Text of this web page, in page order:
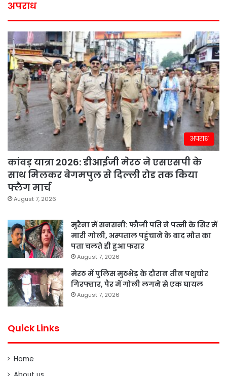
अपराध
अपराध
कांवड़ यात्रा 2026: डीआईजी मेरठ ने एसएसपी के
साथ मिलकर बेगमपुल से दिल्ली रोड तक किया
फ्लैग मार्च
August 7, 2026
मुरैना में सनसनी: फौजी पति ने पत्नी के सिर में
मारी गोली, अस्पताल पहुंचाने के बाद मौत का
पता चलते ही हुआ फरार
August 7, 2026
मेरठ में पुलिस मुठभेड़ के दौरान तीन पशुचोर
गिरफ्तार, पैर में गोली लगने से एक घायल
August 7, 2026
Quick Links
Home